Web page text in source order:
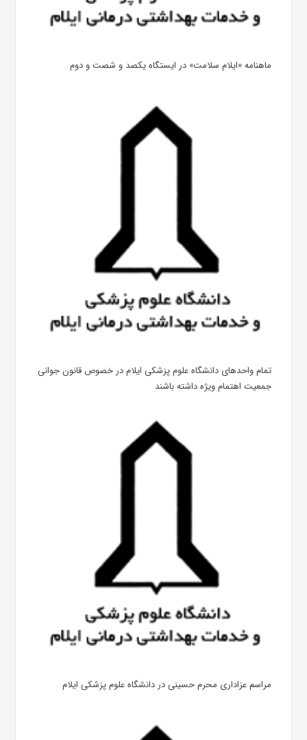
ماهنامه «ایلام سلامت» در ایستگاه یکصد و شصت و دوم
تمام واحدهای دانشگاه علوم پزشکی ایلام در خصوص قانون جوانی
جمعیت اهتمام ویژه داشته باشند
مراسم عزاداری محرم حسینی در دانشگاه علوم پزشکی ایلام